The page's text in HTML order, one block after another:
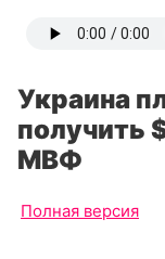
Украина
получить
МВФ
Полная версия